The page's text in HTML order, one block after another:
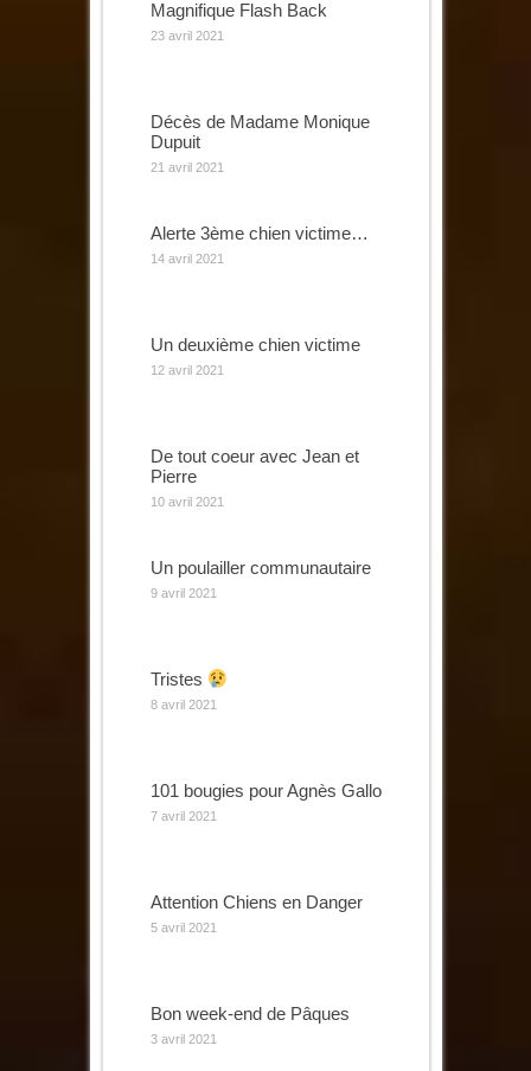
Magnifique Flash Back
23 avril 2021
Décès de Madame Monique
Dupuit
21 avril 2021
Alerte 3ème chien victime…
14 avril 2021
Un deuxième chien victime
12 avril 2021
De tout coeur avec Jean et
Pierre
10 avril 2021
Un poulailler communautaire
9 avril 2021
Tristes
8 avril 2021
101 bougies pour Agnès Gallo
7 avril 2021
Attention Chiens en Danger
5 avril 2021
Bon week-end de Pâques
3 avril 2021